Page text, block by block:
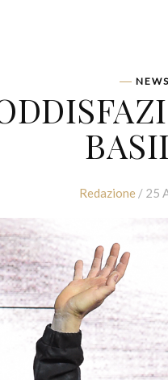
NEWS
Redazione / 25